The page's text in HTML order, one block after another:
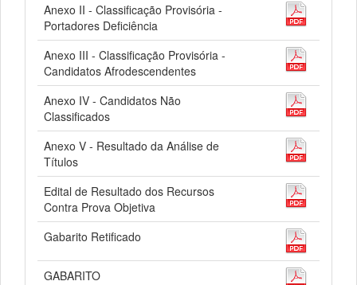
Anexo II - Classificação Provisória -
Portadores Deficiência
Anexo III - Classificação Provisória -
Candidatos Afrodescendentes
Anexo IV - Candidatos Não
Classificados
Anexo V - Resultado da Análise de
Títulos
Edital de Resultado dos Recursos
Contra Prova Objetiva
Gabarito Retificado
GABARITO